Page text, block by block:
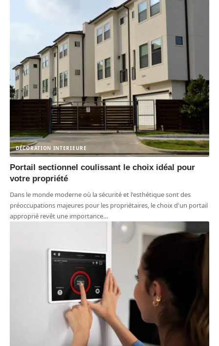
DÉCORATION INTERIEURE
Portail sectionnel coulissant le choix idéal pour
votre propriété
Dans le monde moderne où la sécurité et l'esthétique sont des
préoccupations majeures pour les propriétaires, le choix d'un portail
approprié revêt une importance…